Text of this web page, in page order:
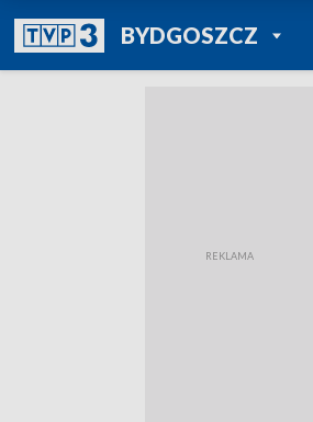
BYDGOSZCZPOWRÓT DO
TVP REGIONY